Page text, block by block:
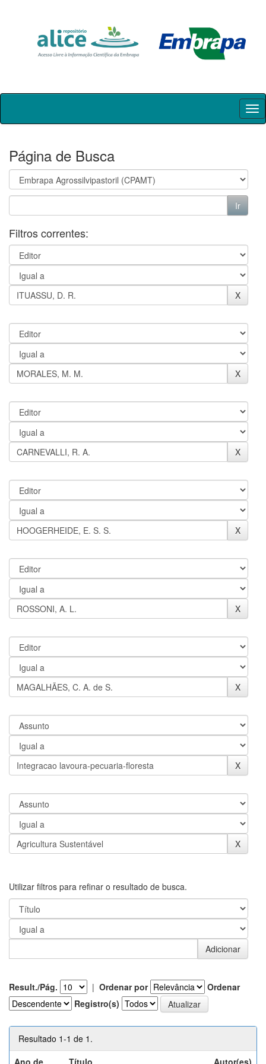
Skip
Página de Busca
Filtros correntes:
Utilizar filtros para refinar o resultado de busca.
Result./Pág. | Ordenar por
Ordenar
Registro(s)
Resultado 1-1 de 1.
Ano de
Título Autor(es)